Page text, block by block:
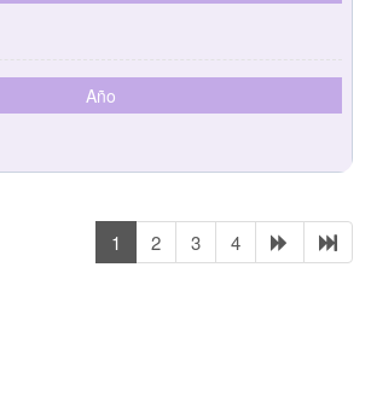
Año
1 2 3 4